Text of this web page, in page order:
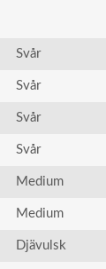
Svår
Svår
Svår
Svår
Medium
Medium
Djävulsk